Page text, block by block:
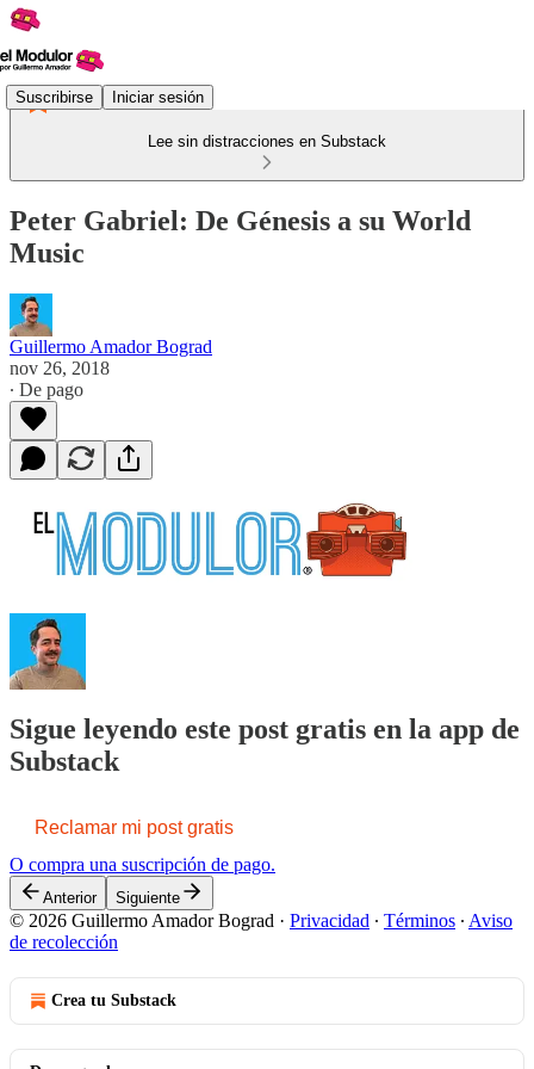
Suscribirse Iniciar sesión
Lee sin distracciones en Substack
Peter Gabriel: De Génesis a su World
Music
Guillermo Amador Bograd
nov 26, 2018
∙ De pago
Sigue leyendo este post gratis en la app de
Substack
Reclamar mi post gratis
O compra una suscripción de pago.
Anterior Siguiente
© 2026 Guillermo Amador Bograd · Privacidad ∙ Términos ∙ Aviso
de recolección
Crea tu Substack